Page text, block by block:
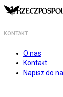
KONTAKT
O nas
Kontakt
Napisz do